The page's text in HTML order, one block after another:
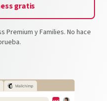
gratis
Premium y Families. No hace